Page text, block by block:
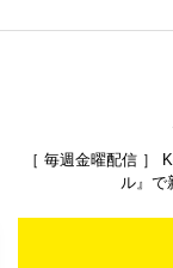
［ 毎週金曜配信 ］
ル』で